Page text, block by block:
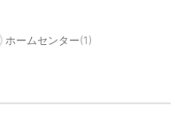
ホームセンター(1)